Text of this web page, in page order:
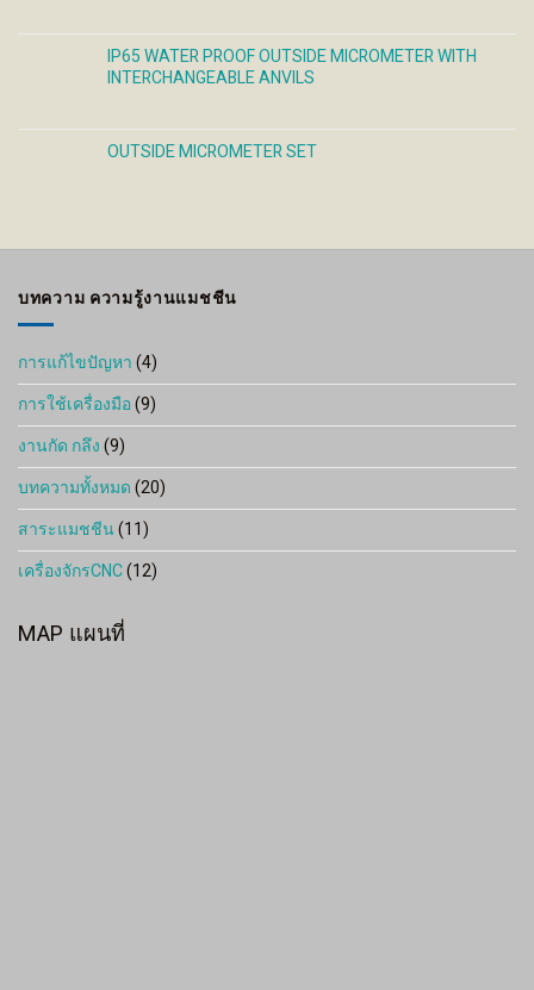
1,125 ฿
through
1,800 ฿
IP65 WATER PROOF OUTSIDE MICROMETER WITH
INTERCHANGEABLE ANVILS
OUTSIDE MICROMETER SET
บทความ ความรู้งานแมชชีน
การแก้ไขปัญหา(4)
การใช้เครื่องมือ(9)
งานกัด กลึง(9)
บทความทั้งหมด(20)
สาระแมชชีน(11)
เครื่องจักรCNC(12)
MAP แผนที่